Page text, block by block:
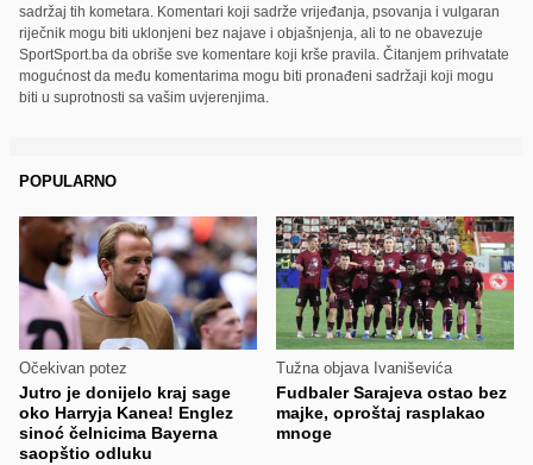
sadržaj tih kometara. Komentari koji sadrže vrijeđanja, psovanja i vulgaran
riječnik mogu biti uklonjeni bez najave i objašnjenja, ali to ne obavezuje
SportSport.ba da obriše sve komentare koji krše pravila. Čitanjem prihvatate
mogućnost da među komentarima mogu biti pronađeni sadržaji koji mogu
biti u suprotnosti sa vašim uvjerenjima.
POPULARNO
Očekivan potez
Jutro je donijelo kraj sage
oko Harryja Kanea! Englez
sinoć čelnicima Bayerna
saopštio odluku
Tužna objava Ivaniševića
Fudbaler Sarajeva ostao bez
majke, oproštaj rasplakao
mnoge